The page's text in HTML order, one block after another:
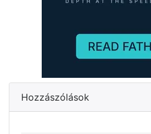
Hozzászólások